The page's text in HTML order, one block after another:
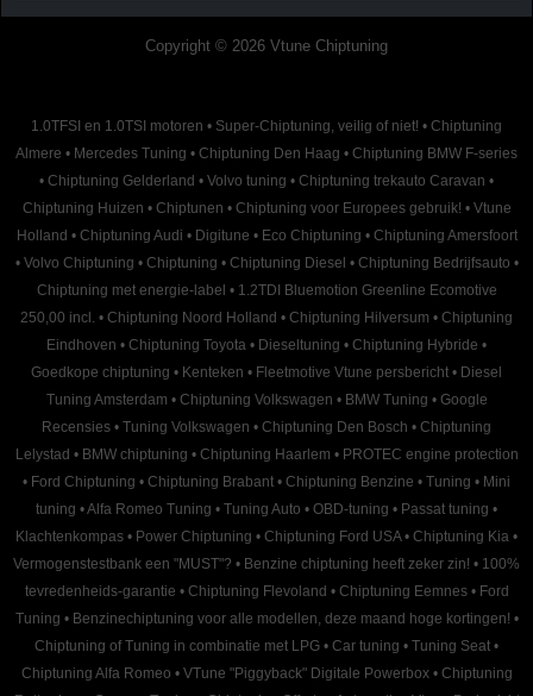
Copyright © 2026 Vtune Chiptuning
1.0TFSI en 1.0TSI motoren • Super-Chiptuning, veilig of niet! • Chiptuning
Almere • Mercedes Tuning • Chiptuning Den Haag • Chiptuning BMW F-series
• Chiptuning Gelderland • Volvo tuning • Chiptuning trekauto Caravan •
Chiptuning Huizen • Chiptunen • Chiptuning voor Europees gebruik! • Vtune
Holland • Chiptuning Audi • Digitune • Eco Chiptuning • Chiptuning Amersfoort
• Volvo Chiptuning • Chiptuning • Chiptuning Diesel • Chiptuning Bedrijfsauto •
Chiptuning met energie-label • 1.2TDI Bluemotion Greenline Ecomotive
250,00 incl. • Chiptuning Noord Holland • Chiptuning Hilversum • Chiptuning
Eindhoven • Chiptuning Toyota • Dieseltuning • Chiptuning Hybride •
Goedkope chiptuning • Kenteken • Fleetmotive Vtune persbericht • Diesel
Tuning Amsterdam • Chiptuning Volkswagen • BMW Tuning • Google
Recensies • Tuning Volkswagen • Chiptuning Den Bosch • Chiptuning
Lelystad • BMW chiptuning • Chiptuning Haarlem • PROTEC engine protection
• Ford Chiptuning • Chiptuning Brabant • Chiptuning Benzine • Tuning • Mini
tuning •Alfa Romeo Tuning • Tuning Auto • OBD-tuning • Passat tuning •
Klachtenkompas • Power Chiptuning • Chiptuning Ford USA • Chiptuning Kia •
Vermogenstestbank een "MUST"? • Benzine chiptuning heeft zeker zin! • 100%
tevredenheids-garantie • Chiptuning Flevoland • Chiptuning Eemnes • Ford
Tuning • Benzinechiptuning voor alle modellen, deze maand hoge kortingen! •
Chiptuning of Tuning in combinatie met LPG • Car tuning • Tuning Seat •
Chiptuning Alfa Romeo • VTune "Piggyback" Digitale Powerbox • Chiptuning